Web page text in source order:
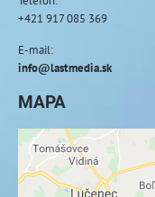
+421 917 085 369
E-mail:
info@lastmedia.sk
MAPA
Externý